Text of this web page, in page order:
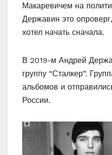
Макаревичем на
Державин это
хотел начать сначала.
В 2019-м Андрей
группу “Сталкер”.
альбомов и
России.